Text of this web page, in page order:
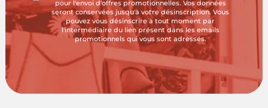
pour l'envoi d'offres promotionnelles. Vos données
seront conservées jusqu'à votre désinscription. Vous
pouvez vous désinscrire à tout moment par
l'intermédiaire du lien présent dans les emails
promotionnels qui vous sont adressés.